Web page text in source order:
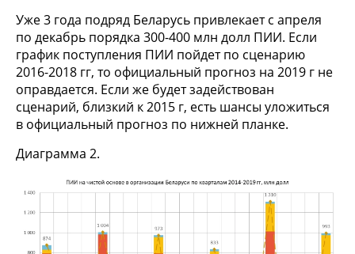
Уже 3 года подряд Беларусь привлекает с апреля
по декабрь порядка 300-400 млн долл ПИИ. Если
график поступления ПИИ пойдет по сценарию
2016-2018 гг, то официальный прогноз на 2019 г не
оправдается. Если же будет задействован
сценарий, близкий к 2015 г, есть шансы уложиться
в официальный прогноз по нижней планке.
Диаграмма 2.